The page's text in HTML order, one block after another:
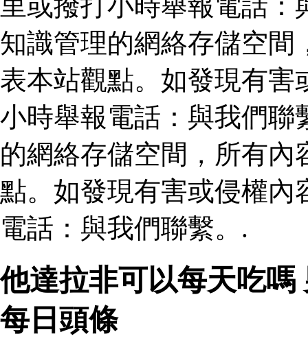
知識管理的網絡存儲空間
表本站觀點。如發現有害
小時舉報電話：與我們聯
的網絡存儲空間，所有
點。如發現有害或侵權內
電話：與我們聯繫。.
他達拉非可以每天吃
每日頭條